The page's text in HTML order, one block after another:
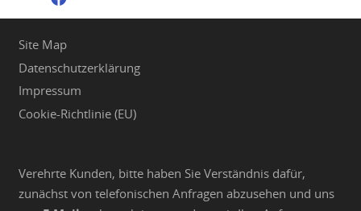
Site Map
Datenschutzerklärung
Impressum
Cookie-Richtlinie (EU)
Verehrte Kunden, bitte haben Sie Verständnis dafür,
zunächst von telefonischen Anfragen abzusehen und uns